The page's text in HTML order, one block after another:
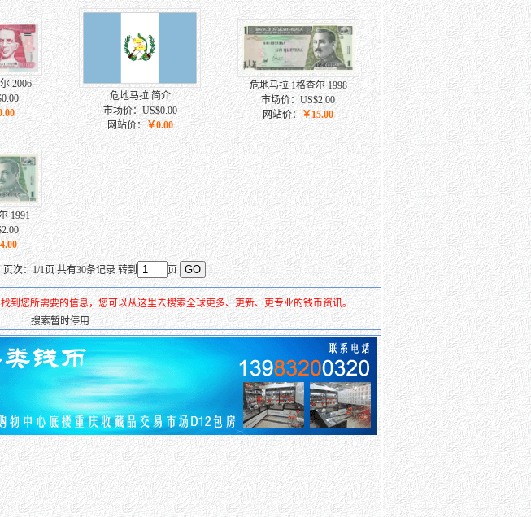
2006.
危地马拉 简介
市场价：US$0.00
网站价：￥0.00
危地马拉 1格查尔 1998
市场价：US$2.00
网站价： ￥15.00
1991
次：1/1页 共有30条记录 转到 页
到您所需要的信息，您可以从这里去搜索全球更多、更新、更专业的钱币资讯。
搜索暂时停用